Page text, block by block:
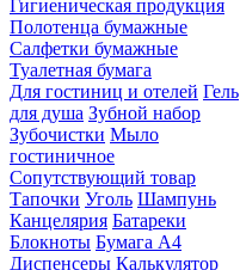
Гигиеническая продукция
Полотенца бумажные
Салфетки бумажные
Туалетная бумага
Для гостиниц и отелей Гель
для душа Зубной набор
Зубочистки Мыло
гостиничное
Сопутствующий товар
Тапочки Уголь Шампунь
Канцелярия Батареки
Блокноты Бумага А4
Диспенсеры Калькулятор